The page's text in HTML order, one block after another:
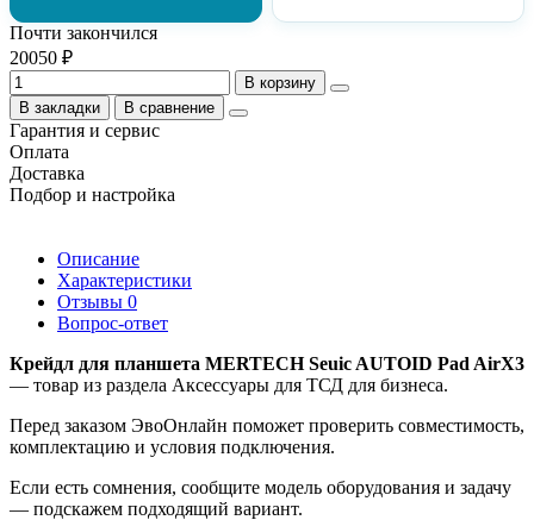
Почти закончился
20050 ₽
В корзину
В закладки
В сравнение
Гарантия и сервис
Оплата
Доставка
Подбор и настройка
Описание
Характеристики
Отзывы 0
Вопрос-ответ
Крейдл для планшета MERTECH Seuic AUTOID Pad AirX3
— товар из раздела Аксессуары для ТСД для бизнеса.
Перед заказом ЭвоОнлайн поможет проверить совместимость,
комплектацию и условия подключения.
Если есть сомнения, сообщите модель оборудования и задачу
— подскажем подходящий вариант.